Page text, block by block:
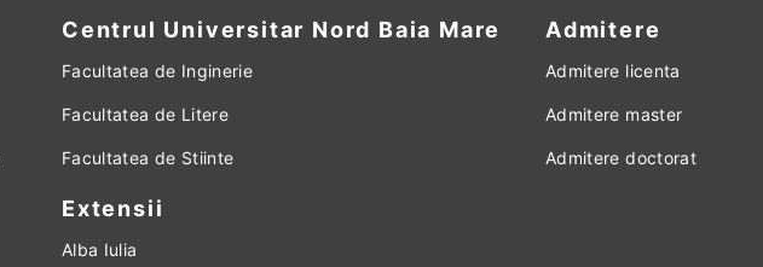
Centrul Universitar Nord Baia Mare
Facultatea de Inginerie
Facultatea de Litere
Facultatea de Stiinte
Extensii
Alba Iulia
Admitere
Admitere licenta
Admitere master
Admitere doctorat